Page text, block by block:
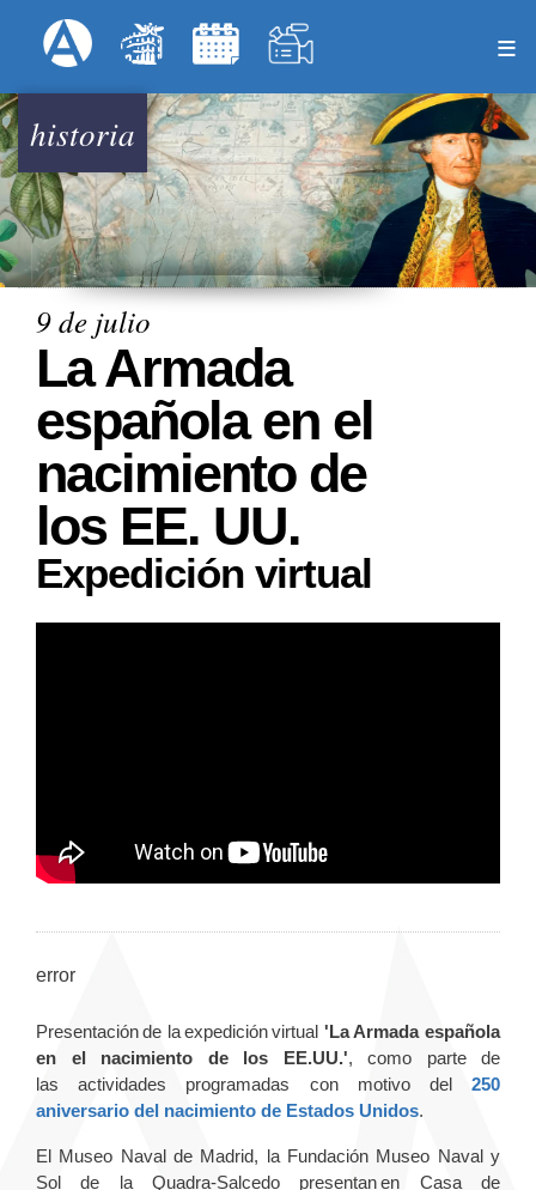
al
principal
Menú Superior
historia
9 de julio
La Armada
española en el
nacimiento de
los EE. UU.
Expedición virtual
error
Presentación de la expedición virtual 'La Armada española
en el nacimiento de los EE.UU.', como parte de
las actividades programadas con motivo del
250
aniversario del nacimiento de Estados Unidos.
El Museo Naval de Madrid, la Fundación Museo Naval y
Sol de la Quadra-Salcedo presentan en Casa de